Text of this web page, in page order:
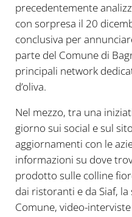
precedentemente
con sorpresa il 20
conclusiva per
parte del Comune di
principali network
d’oliva.
Nel mezzo, tra una
giorno sui social e sul
aggiornamenti con le
informazioni su dove
prodotto sulle colline
dai ristoranti e da Siaf,
Comune, video-